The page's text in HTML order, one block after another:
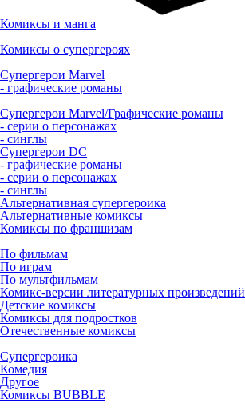
Комиксы и манга
Комиксы о супергероях
Супергерои Marvel
- графические романы
Супергерои Marvel/Графические романы
- серии о персонажах
- синглы
Супергерои DC
- графические романы
- серии о персонажах
- синглы
Альтернативная супергероика
Альтернативные комиксы
Комиксы по франшизам
По фильмам
По играм
По мультфильмам
Комикс-версии литературных произведений
Детские комиксы
Комиксы для подростков
Отечественные комиксы
Супергероика
Комедия
Другое
Комиксы BUBBLE